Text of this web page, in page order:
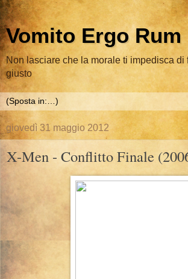
Vomito Ergo Rum
Non lasciare che la morale ti impedisca di
giusto
giovedì 31 maggio 2012
X-Men - Conflitto Finale